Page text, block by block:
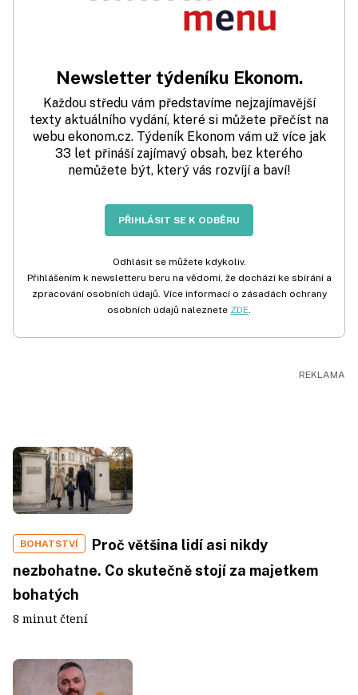
Newsletter týdeníku Ekonom.
Každou středu vám představíme nejzajímavější
texty aktuálního vydání, které si můžete přečíst na
webu ekonom.cz. Týdeník Ekonom vám už více jak
33 let přináší zajímavý obsah, bez kterého
nemůžete být, který vás rozvíjí a baví!
PŘIHLÁSIT SE K ODBĚRU
Odhlásit se můžete kdykoliv.
Přihlášením k newsletteru beru na vědomí, že dochází ke sbírání a
zpracování osobních údajů. Více informací o zásadách ochrany
osobních údajů naleznete ZDE.
BOHATSTVÍ
Proč většina lidí asi nikdy
nezbohatne. Co skutečně stojí za majetkem
bohatých
8 minut čtení